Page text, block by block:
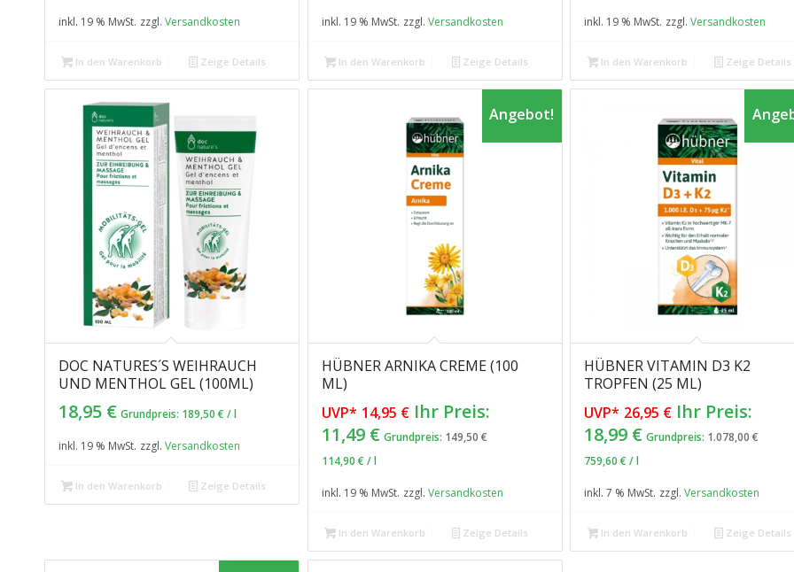
inkl. 19 % MwSt. zzgl. Versandkosten
In den Warenkorb Zeige Details
inkl. 19 % MwSt. zzgl. Versandkosten
In den Warenkorb Zeige Details
inkl. 19 % MwSt. zzgl.Versandkosten
In den Warenkorb Zeige Details
DOC NATURES´S WEIHRAUCH
UND MENTHOL GEL (100ML)
18,95 € Grundpreis: 189,50 € /l
inkl. 19 % MwSt. zzgl. Versandkosten
In den Warenkorb Zeige Details
5.00
HÜBNER ARNIKA CREME (100
ML)
UVP* 14,95 € Ursprünglicher
Preis
Ihr Preis:
11,49 €Aktueller
11,49 €.
Angebot!
Grundpreis: 149,50 €
114,90 € /l
inkl. 19 % MwSt. zzgl. Versandkosten
In den Warenkorb Zeige Details
HÜBNER VITAMIN D3 K2
TROPFEN (25 ML)
UVP* 26,95 €
Preis
Ihr Preis:
18,99 €Aktueller
18,99 €.
Grundpreis: 1.078,00€
759,60€ /l
inkl. 7 % MwSt. zzgl.Versandkosten
In den Warenkorb Zeige Details